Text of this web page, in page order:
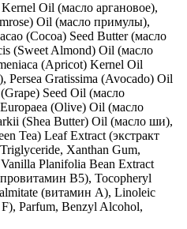
Oil (масло аргановое),
Oil (масло примулы),
(Cocoa) Seed Butter (масло
(Sweet Almond) Oil (масло
(Apricot) Kernel Oil
Persea Gratissima (Avocado) Oil
Seed Oil (масло
(Olive) Oil (масло
(Shea Butter) Oil (масло ши),
Tea) Leaf Extract (экстракт
Xanthan Gum,
Planifolia Bean Extract
В5), Tocopheryl
(витамин А), Linoleic
Parfum, Benzyl Alcohol,